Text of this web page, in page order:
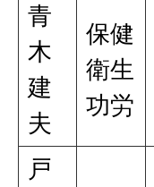
青
木
建
夫
保健
衛生
功労
戸